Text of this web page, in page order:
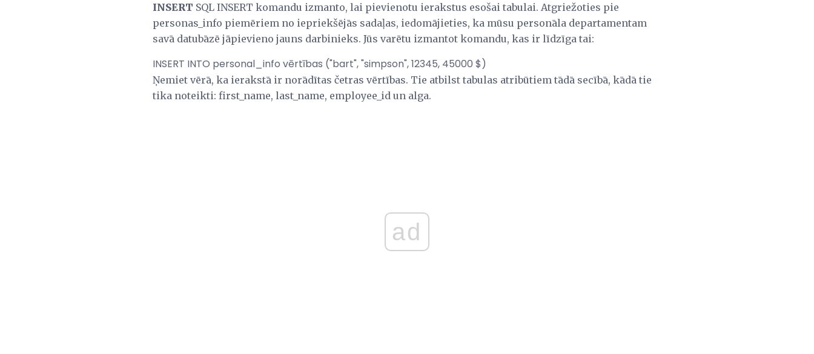
INSERT SQL INSERT komandu izmanto, lai pievienotu ierakstus esošai tabulai. Atgriežoties pie
personas_info piemēriem no iepriekšējās sadaļas, iedomājieties, ka mūsu personāla departamentam
savā datubāzē jāpievieno jauns darbinieks. Jūs varētu izmantot komandu, kas ir līdzīga tai:
INSERT INTO personal_info vērtības ("bart", "simpson", 12345, 45000 $)
Ņemiet vērā, ka ierakstā ir norādītas četras vērtības. Tie atbilst tabulas atribūtiem tādā secībā, kādā tie
tika noteikti: first_name, last_name, employee_id un alga.
ad